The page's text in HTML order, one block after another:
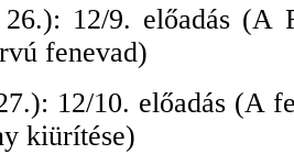
12/9. előadás (A
fenevad)
12/10. előadás (A
kiürítése)